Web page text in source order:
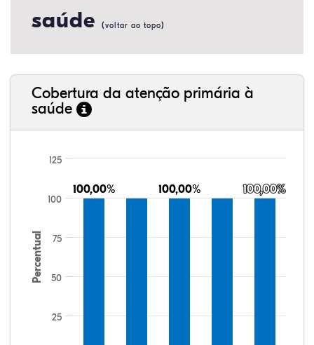
saúde (voltar ao topo)
Cobertura da atenção primária à
saúde
Percentual
100,00%
100,00% 100,00%
100,00% 100,00%
100,00%
25
50
75
100
125